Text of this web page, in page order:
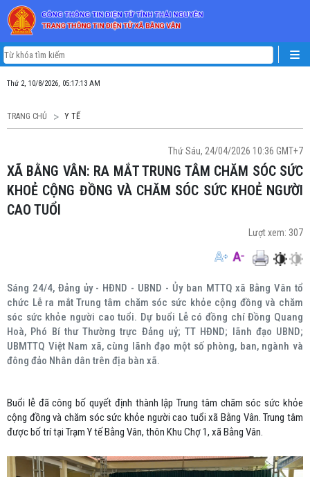
Thứ 2, 10/8/2026, 05:17:14 AM
TRANG CHỦ Y TẾ
Thứ Sáu, 24/04/2026 10:36 GMT+7
XÃ BẰNG VÂN: RA MẮT TRUNG TÂM CHĂM SÓC SỨC
KHOẺ CỘNG ĐỒNG VÀ CHĂM SÓC SỨC KHOẺ NGƯỜI
CAO TUỔI
Lượt xem: 307
Sáng 24/4, Đảng ủy - HĐND - UBND - Ủy ban MTTQ xã Bằng Vân tổ
chức Lễ ra mắt Trung tâm chăm sóc sức khỏe cộng đồng và chăm
sóc sức khỏe người cao tuổi. Dự buổi Lễ có đồng chí Đồng Quang
Hoà, Phó Bí thư Thường trực Đảng uỷ; TT HĐND; lãnh đạo UBND;
UBMTTQ Việt Nam xã, cùng lãnh đạo một số phòng, ban, ngành và
đông đảo Nhân dân trên địa bàn xã.
Buổi lễ đã công bố quyết định thành lập Trung tâm chăm sóc sức khỏe
cộng đồng và chăm sóc sức khỏe người cao tuổi xã Bằng Vân. Trung tâm
được bố trí tại Trạm Y tế Bằng Vân, thôn Khu Chợ 1, xã Bằng Vân.